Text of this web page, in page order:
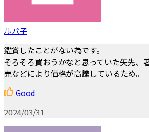
ルパ子
鑑賞したことがない為です。
そろそろ買おうかなと思っていた矢先、
売などにより価格が高騰しているため。
Good
2024/03/31